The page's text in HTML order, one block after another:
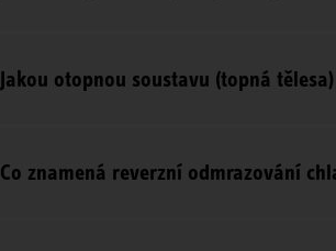
Jakou otopnou soustavu (topná
Co znamená reverzní odmrazování